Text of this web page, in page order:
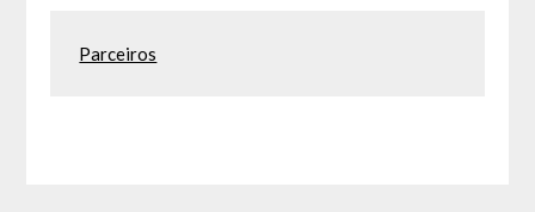
Parceiros